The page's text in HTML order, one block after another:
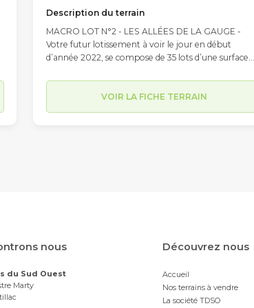
Description du terrain
MACRO LOT N°2 - LES ALLÉES DE LA GAUGE -
Votre futur lotissement à voir le jour en début
d’année 2022, se compose de 35 lots d’une surface
comportera également deux macros lots d’environ
750m2 (pouvant accueillir une habitation double).
Situé à l’intersection des Chemin du Petit Moussat,
(club de basket etc.) d’autre part, en font un endroit
propriétaire est libre de faire appel au constructeur
de son choix pour élaborer son projet de
construction. Pour davantage d'informations
VOIR LA FICHE TERRAIN
nous
du Sud Ouest
Marty
Découvrez nous
Accueil
Nos terrains à vendre
La société TDSO